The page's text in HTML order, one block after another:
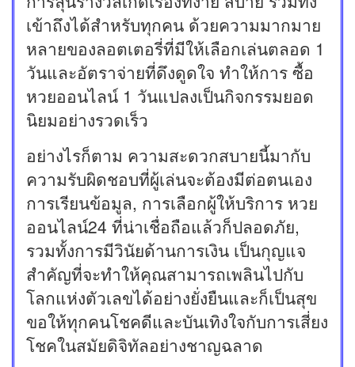
เข้าถึงได้สำหรับทุกคน ด้วยความมากมาย
หลายของลอตเตอรี่ที่มีให้เลือกเล่นตลอด 1
วันและอัตราจ่ายที่ดึงดูดใจ ทำให้การ ซื้อ
หวยออนไลน์ 1 วันแปลงเป็นกิจกรรมยอด
นิยมอย่างรวดเร็ว
อย่างไรก็ตาม ความสะดวกสบายนี้มากับ
ความรับผิดชอบที่ผู้เล่นจะต้องมีต่อตนเอง
การเรียนข้อมูล, การเลือกผู้ให้บริการ หวย
ออนไลน์24 ที่น่าเชื่อถือแล้วก็ปลอดภัย,
รวมทั้งการมีวินัยด้านการเงิน เป็นกุญแจ
สำคัญที่จะทำให้คุณสามารถเพลินไปกับ
โลกแห่งตัวเลขได้อย่างยั่งยืนและก็เป็นสุข
ขอให้ทุกคนโชคดีและบันเทิงใจกับการเสี่ยง
โชคในสมัยดิจิทัลอย่างชาญฉลาด